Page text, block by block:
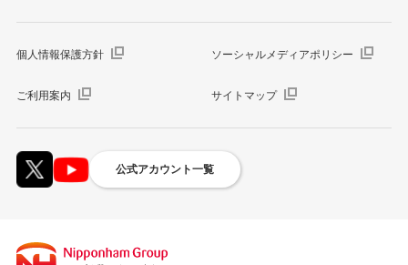
個人情報保護方針 ソーシャルメディアポリシー
ご利用案内 サイトマップ
公式アカウント一覧